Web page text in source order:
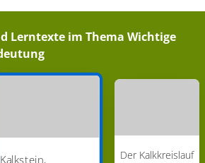
die Löschkalkherstellung. Bei der
wird in Wasser Calciumoxid
Reaktion wird es sehr heiß.
Ca(OH)2,
bezeichnet wird. Das ist
Lerntexte im Thema Wichtige
Kalkstein,
Der Kalkkreislauf